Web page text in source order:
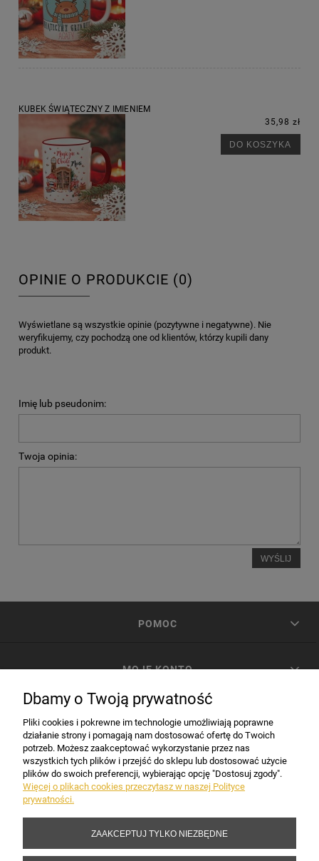
KUBEK ŚWIĄTECZNY Z IMIENIEM
35,98 zł
DO KOSZYKA
OPINIE O PRODUKCIE (0)
Wyświetlane są wszystkie opinie (pozytywne i negatywne). Nie
weryfikujemy, czy pochodzą one od klientów, którzy kupili dany
produkt.
Imię lub pseudonim:
Twoja opinia:
WYŚLIJ
POMOC
MOJE KONTO
INFORMACJE
Copyright 2017-2026 Sakramento.pl
Dbamy o Twoją prywatność
Pliki cookies i pokrewne im technologie umożliwiają poprawne
działanie strony i pomagają nam dostosować ofertę do Twoich
potrzeb. Możesz zaakceptować wykorzystanie przez nas
wszystkich tych plików i przejść do sklepu lub dostosować użycie
plików do swoich preferencji, wybierając opcję "Dostosuj zgody".
Więcej o plikach cookies przeczytasz w naszej Polityce
prywatności.
ZAAKCEPTUJ TYLKO NIEZBĘDNE